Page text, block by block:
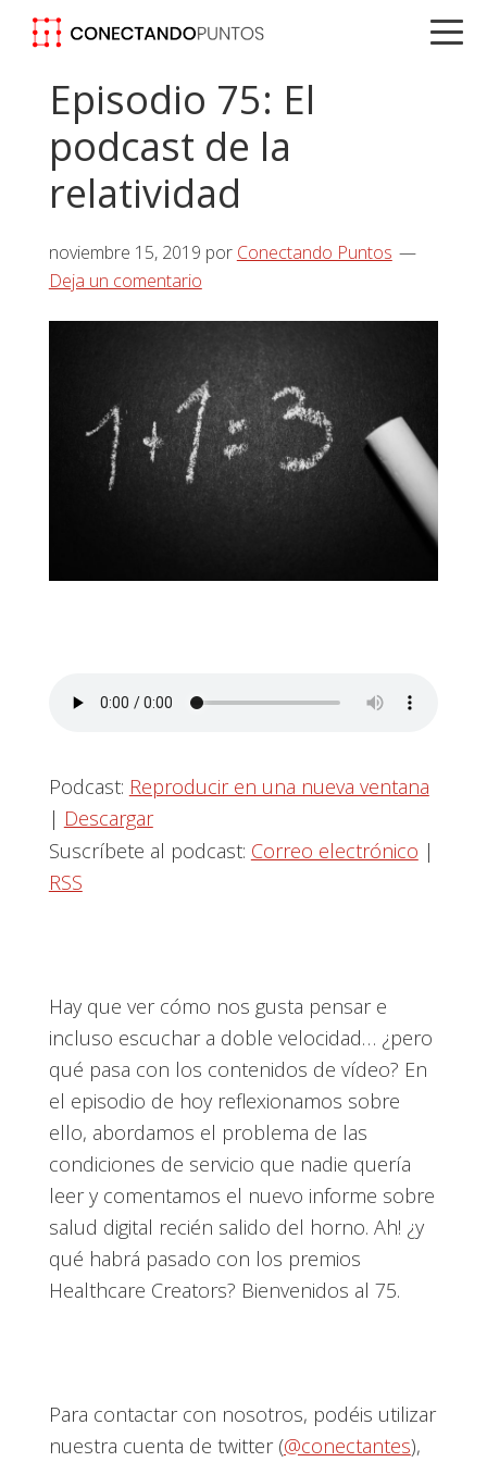
Saltar
navegación
principal
Saltar
principal
Saltar
lateral
principal
Episodio 75: El
podcast de la
relatividad
noviembre 15, 2019 por Conectando Puntos
Deja un comentario
Podcast: Reproducir en una nueva ventana
| Descargar
Suscríbete al podcast: Correo electrónico |
RSS
Hay que ver cómo nos gusta pensar e
incluso escuchar a doble velocidad… ¿pero
qué pasa con los contenidos de vídeo? En
el episodio de hoy reflexionamos sobre
ello, abordamos el problema de las
condiciones de servicio que nadie quería
leer y comentamos el nuevo informe sobre
salud digital recién salido del horno. Ah! ¿y
qué habrá pasado con los premios
Healthcare Creators? Bienvenidos al 75.
Para contactar con nosotros, podéis utilizar
nuestra cuenta de twitter (@conectantes),